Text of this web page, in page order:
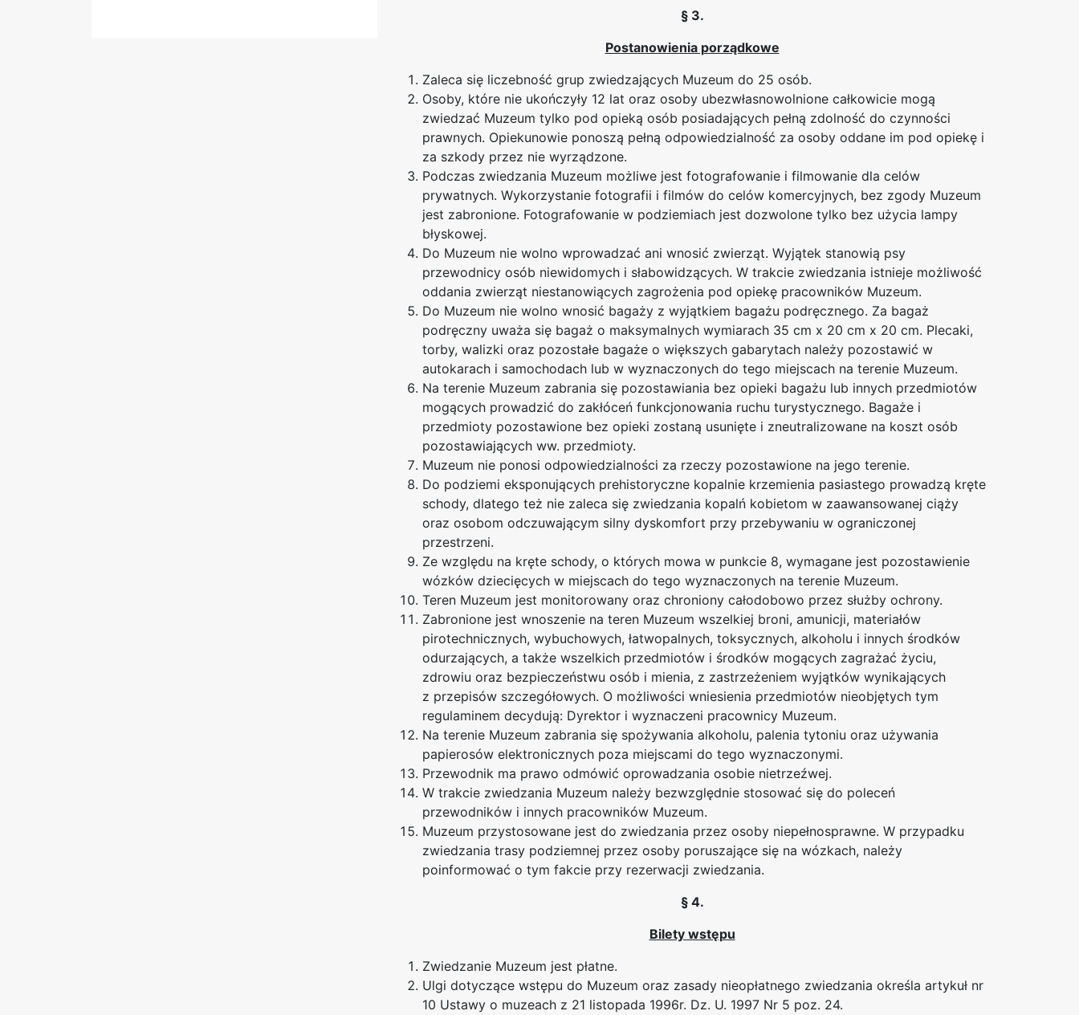
§ 3.
Postanowienia porządkowe
Zaleca się liczebność grup zwiedzających Muzeum do 25 osób.
Osoby, które nie ukończyły 12 lat oraz osoby ubezwłasnowolnione całkowicie mogą
zwiedzać Muzeum tylko pod opieką osób posiadających pełną zdolność do czynności
prawnych. Opiekunowie ponoszą pełną odpowiedzialność za osoby oddane im pod opiekę i
za szkody przez nie wyrządzone.
Podczas zwiedzania Muzeum możliwe jest fotografowanie i filmowanie dla celów
prywatnych. Wykorzystanie fotografii i filmów do celów komercyjnych, bez zgody Muzeum
jest zabronione. Fotografowanie w podziemiach jest dozwolone tylko bez użycia lampy
błyskowej.
Do Muzeum nie wolno wprowadzać ani wnosić zwierząt. Wyjątek stanowią psy
przewodnicy osób niewidomych i słabowidzących. W trakcie zwiedzania istnieje możliwość
oddania zwierząt niestanowiących zagrożenia pod opiekę pracowników Muzeum.
Do Muzeum nie wolno wnosić bagaży z wyjątkiem bagażu podręcznego. Za bagaż
podręczny uważa się bagaż o maksymalnych wymiarach 35 cm x 20 cm x 20 cm. Plecaki,
torby, walizki oraz pozostałe bagaże o większych gabarytach należy pozostawić w
autokarach i samochodach lub w wyznaczonych do tego miejscach na terenie Muzeum.
Na terenie Muzeum zabrania się pozostawiania bez opieki bagażu lub innych przedmiotów
mogących prowadzić do zakłóceń funkcjonowania ruchu turystycznego. Bagaże i
przedmioty pozostawione bez opieki zostaną usunięte i zneutralizowane na koszt osób
pozostawiających ww. przedmioty.
Muzeum nie ponosi odpowiedzialności za rzeczy pozostawione na jego terenie.
Do podziemi eksponujących prehistoryczne kopalnie krzemienia pasiastego prowadzą kręte
schody, dlatego też nie zaleca się zwiedzania kopalń kobietom w zaawansowanej ciąży
oraz osobom odczuwającym silny dyskomfort przy przebywaniu w ograniczonej
przestrzeni.
Ze względu na kręte schody, o których mowa w punkcie 8, wymagane jest pozostawienie
wózków dziecięcych w miejscach do tego wyznaczonych na terenie Muzeum.
Teren Muzeum jest monitorowany oraz chroniony całodobowo przez służby ochrony.
Zabronione jest wnoszenie na teren Muzeum wszelkiej broni, amunicji, materiałów
pirotechnicznych, wybuchowych, łatwopalnych, toksycznych, alkoholu i innych środków
odurzających, a także wszelkich przedmiotów i środków mogących zagrażać życiu,
zdrowiu oraz bezpieczeństwu osób i mienia, z zastrzeżeniem wyjątków wynikających
z przepisów szczegółowych. O możliwości wniesienia przedmiotów nieobjętych tym
regulaminem decydują: Dyrektor i wyznaczeni pracownicy Muzeum.
Na terenie Muzeum zabrania się spożywania alkoholu, palenia tytoniu oraz używania
papierosów elektronicznych poza miejscami do tego wyznaczonymi.
Przewodnik ma prawo odmówić oprowadzania osobie nietrzeźwej.
W trakcie zwiedzania Muzeum należy bezwzględnie stosować się do poleceń
przewodników i innych pracowników Muzeum.
Muzeum przystosowane jest do zwiedzania przez osoby niepełnosprawne. W przypadku
zwiedzania trasy podziemnej przez osoby poruszające się na wózkach, należy
poinformować o tym fakcie przy rezerwacji zwiedzania.
§ 4.
Bilety wstępu
Zwiedzanie Muzeum jest płatne.
Ulgi dotyczące wstępu do Muzeum oraz zasady nieopłatnego zwiedzania określa artykuł nr
10 Ustawy o muzeach z 21 listopada 1996r. Dz. U. 1997 Nr 5 poz. 24.